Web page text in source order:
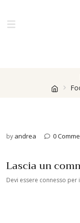
by andrea 0
Lascia un
Devi essere connesso per